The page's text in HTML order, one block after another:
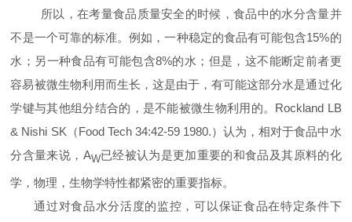
所以，在考量食品质量安全的时候，食品中的水分含量并
不是一个可靠的标准。例如，一种稳定的食品有可能包含15%的
水；另一种食品有可能包含8%的水；但是，这不能断定前者更
容易被微生物利用而生长，这是由于，有可能这部分水是通过化
学键与其他组分结合的，是不能被微生物利用的。 Rockland LB
& Nishi SK （Food Tech 34:42-59 1980.）认为，相对于食品中水
分含量来说， AW已经被认为是更加重要的和食品及其原料的化
学，物理，生物学特性都紧密的重要指标。
通过对食品水分活度的监控，可以保证食品在特定条件下